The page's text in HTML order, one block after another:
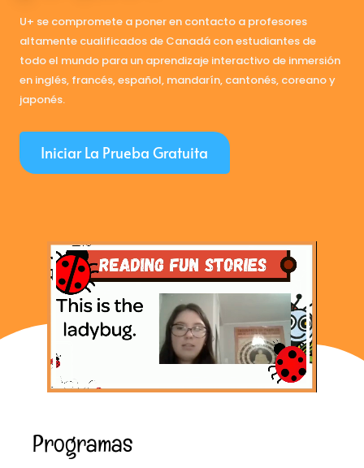
U+ se compromete a poner en contacto a profesores
altamente cualificados de Canadá con estudiantes de
todo el mundo para un aprendizaje interactivo de inmersión
en inglés, francés, español, mandarín, cantonés, coreano y
japonés.
Iniciar La Prueba Gratuita
Programas